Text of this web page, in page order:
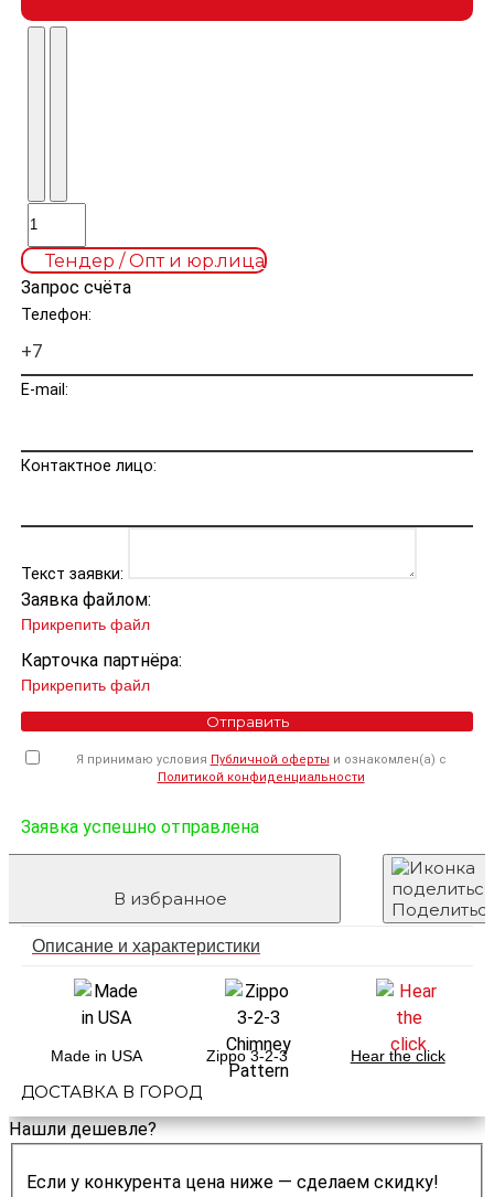
Тендер / Опт и юр.лица
Запрос счёта
Телефон:
E-mail:
Контактное лицо:
Текст заявки:
Заявка файлом:
Прикрепить файл
Карточка партнёра:
Прикрепить файл
Отправить
Я принимаю условия Публичной оферты и ознакомлен(а) с
Политикой конфиденциальности
Заявка успешно отправлена
В избранное
Описание и характеристики
Made in USA Zippo 3-2-3 Hear the click
ДОСТАВКА В ГОРОД
Нашли дешевле?
Если у конкурента цена ниже — сделаем скидку!